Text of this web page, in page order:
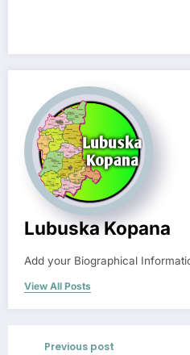
Lubuska Kopana
Add your Biographical
View All Posts
Previous post